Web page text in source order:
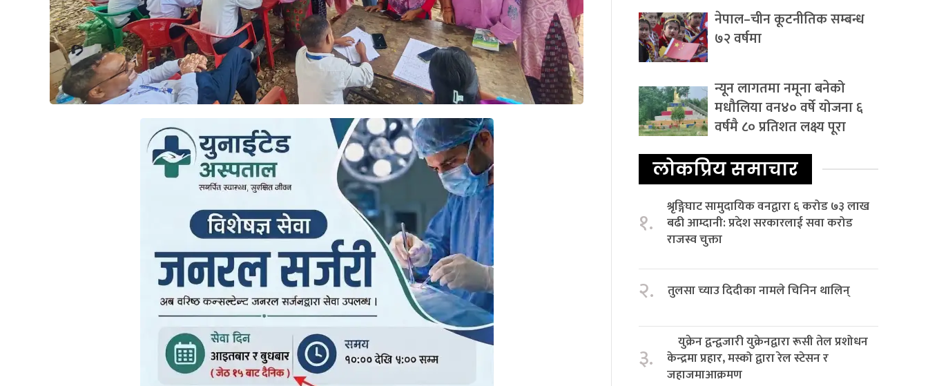
नेपाल–चीन कूटनीतिक सम्बन्ध
७२ वर्षमा
न्यून लागतमा नमूना बनेको
मधौलिया वन४० वर्षे योजना ६
वर्षमै ८० प्रतिशत लक्ष्य पूरा
लोकप्रिय समाचार
१.
श्रृङ्गिघाट सामुदायिक वनद्वारा ६ करोड ७३ लाख
बढी आम्दानी: प्रदेश सरकारलाई सवा करोड
राजस्व चुक्ता
२. तुलसा च्याउ दिदीका नामले चिनिन थालिन्
३.
युक्रेन द्वन्द्वजारी युक्रेनद्वारा रूसी तेल प्रशोधन
केन्द्रमा प्रहार, मस्को द्वारा रेल स्टेसन र
जहाजमाआक्रमण